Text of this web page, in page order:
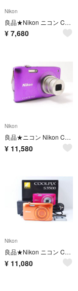
Nikon
良品★Nikon ニコン COOLPIX S6100★6147
¥ 7,680
Nikon
良品★ニコン Nikon COOLPIX S3300★6364
¥ 11,580
Nikon
良品★Nikon ニコン COOLPIX S3500★6172
¥ 11,080